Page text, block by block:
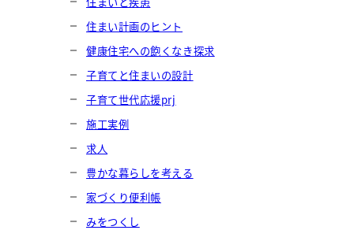
住まい計画のヒント
健康住宅への飽くなき探求
子育てと住まいの設計
子育て世代応援prj
施工実例
求人
豊かな暮らしを考える
家づくり便利帳
みをつくし